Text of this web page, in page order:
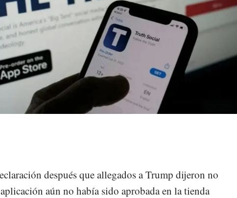
después que allegados a Trump dijeron no
aún no había sido aprobada en la tienda